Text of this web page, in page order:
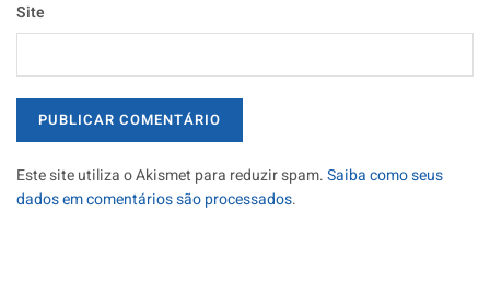
Site
Este site utiliza o Akismet para reduzir spam.Saiba como seus
dados em comentários são processados.